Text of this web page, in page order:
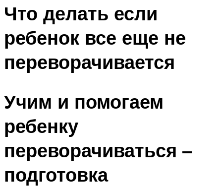
Что делать если
ребенок все еще не
переворачивается
Учим и помогаем
ребенку
переворачиваться –
подготовка